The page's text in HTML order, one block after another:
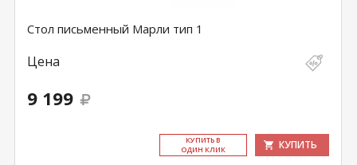
Стол письменный Марли тип 1
Цена
9 199
КУ­ПИТЬ В
ОДИН КЛИК
КУПИТЬ